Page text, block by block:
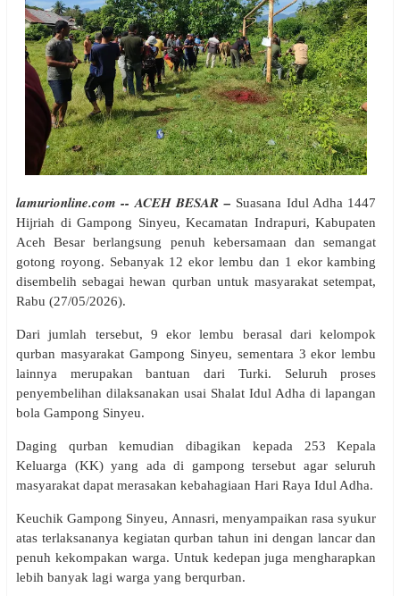
lamurionline.com -- ACEH BESAR – Suasana Idul Adha 1447
Hijriah di Gampong Sinyeu, Kecamatan Indrapuri, Kabupaten
Aceh Besar berlangsung penuh kebersamaan dan semangat
gotong royong. Sebanyak 12 ekor lembu dan 1 ekor kambing
disembelih sebagai hewan qurban untuk masyarakat setempat,
Rabu (27/05/2026).
Dari jumlah tersebut, 9 ekor lembu berasal dari kelompok
qurban masyarakat Gampong Sinyeu, sementara 3 ekor lembu
lainnya merupakan bantuan dari Turki. Seluruh proses
penyembelihan dilaksanakan usai Shalat Idul Adha di lapangan
bola Gampong Sinyeu.
Daging qurban kemudian dibagikan kepada 253 Kepala
Keluarga (KK) yang ada di gampong tersebut agar seluruh
masyarakat dapat merasakan kebahagiaan Hari Raya Idul Adha.
Keuchik Gampong Sinyeu, Annasri, menyampaikan rasa syukur
atas terlaksananya kegiatan qurban tahun ini dengan lancar dan
penuh kekompakan warga. Untuk kedepan juga mengharapkan
lebih banyak lagi warga yang berqurban.